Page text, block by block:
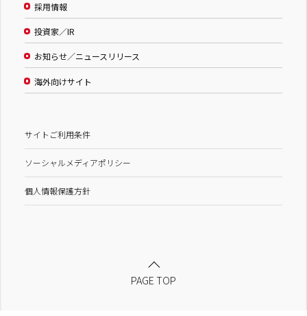
採用情報
投資家／IR
お知らせ／ニュースリリース
海外向けサイト
サイトご利用条件
ソーシャルメディアポリシー
個人情報保護方針
PAGE TOP